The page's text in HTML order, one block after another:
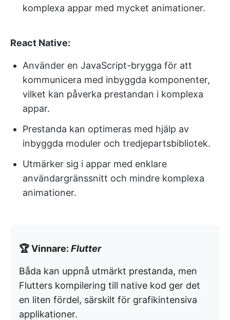
komplexa appar med mycket animationer.
React Native:
Använder en JavaScript-brygga för att
kommunicera med inbyggda komponenter,
vilket kan påverka prestandan i komplexa
appar.
Prestanda kan optimeras med hjälp av
inbyggda moduler och tredjepartsbibliotek.
Utmärker sig i appar med enklare
användargränssnitt och mindre komplexa
animationer.
🏆 Vinnare: Flutter
Båda kan uppnå utmärkt prestanda, men
Flutters kompilering till native kod ger det
en liten fördel, särskilt för grafikintensiva
applikationer.